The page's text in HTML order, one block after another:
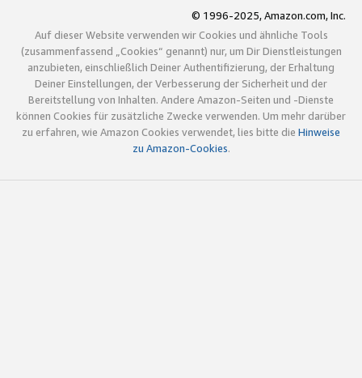
© 1996-2025, Amazon.com, Inc.
Auf dieser Website verwenden wir Cookies und ähnliche Tools
(zusammenfassend „Cookies“ genannt) nur, um Dir Dienstleistungen
anzubieten, einschließlich Deiner Authentifizierung, der Erhaltung
Deiner Einstellungen, der Verbesserung der Sicherheit und der
Bereitstellung von Inhalten. Andere Amazon-Seiten und -Dienste
können Cookies für zusätzliche Zwecke verwenden. Um mehr darüber
zu erfahren, wie Amazon Cookies verwendet, lies bitte die Hinweise
zu Amazon-Cookies.